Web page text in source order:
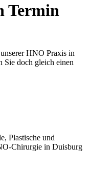
Termin
HNO Praxis in
Sie doch gleich einen
Plastische und
Chirurgie in Duisburg